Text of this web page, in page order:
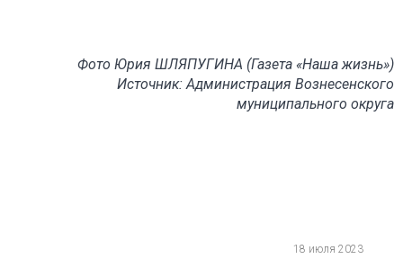
Фото Юрия ШЛЯПУГИНА (Газета «Наша жизнь»)
Источник: Администрация Вознесенского
муниципального округа
18 июля 2023